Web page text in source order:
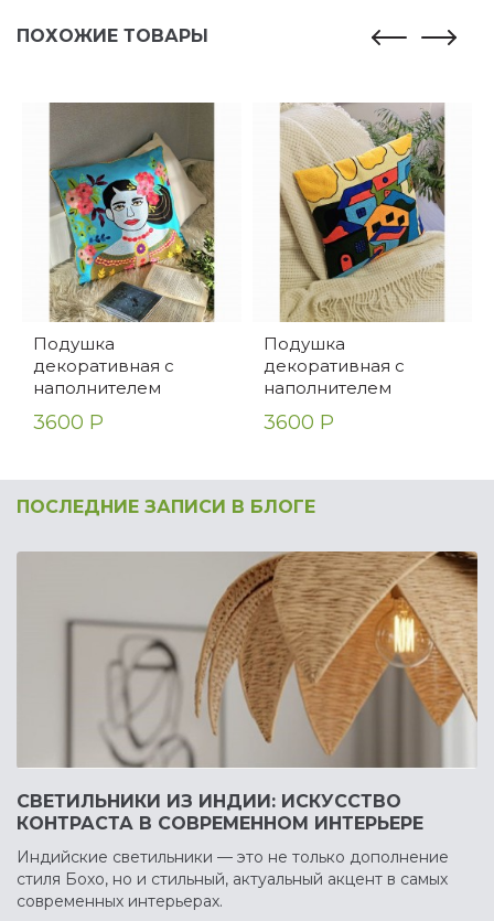
ПОХОЖИЕ ТОВАРЫ
Подушка
декоративная с
наполнителем
3600 Р
Подушка
декоративная с
наполнителем
3600 Р
ПОСЛЕДНИЕ ЗАПИСИ В БЛОГЕ
СВЕТИЛЬНИКИ ИЗ ИНДИИ: ИСКУССТВО
КОНТРАСТА В СОВРЕМЕННОМ ИНТЕРЬЕРЕ
Индийские светильники — это не только дополнение
стиля Бохо, но и стильный, актуальный акцент в самых
современных интерьерах.